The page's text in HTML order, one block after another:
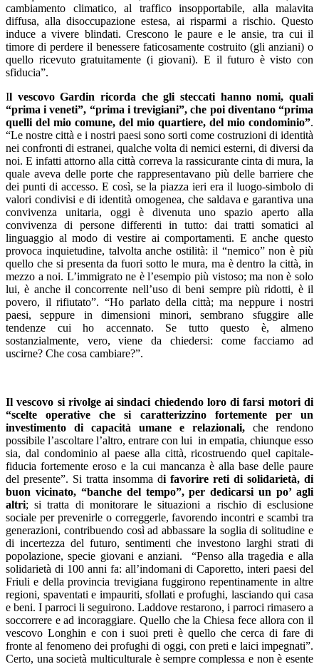
cambiamento climatico, al traffico insopportabile, alla malavita
diffusa, alla disoccupazione estesa, ai risparmi a rischio. Questo
induce a vivere blindati. Crescono le paure e le ansie, tra cui il
timore di perdere il benessere faticosamente costruito (gli anziani) o
quello ricevuto gratuitamente (i giovani). E il futuro è visto con
sfiducia”.
Il vescovo Gardin ricorda che gli steccati hanno nomi, quali
“prima i veneti”, “prima i trevigiani”, che poi diventano “prima
quelli del mio comune, del mio quartiere, del mio condominio”.
“Le nostre città e i nostri paesi sono sorti come costruzioni di identità
nei confronti di estranei, qualche volta di nemici esterni, di diversi da
noi. E infatti attorno alla città correva la rassicurante cinta di mura, la
quale aveva delle porte che rappresentavano più delle barriere che
dei punti di accesso. E così, se la piazza ieri era il luogo-simbolo di
valori condivisi e di identità omogenea, che saldava e garantiva una
convivenza unitaria, oggi è divenuta uno spazio aperto alla
convivenza di persone differenti in tutto: dai tratti somatici al
linguaggio al modo di vestire ai comportamenti. E anche questo
provoca inquietudine, talvolta anche ostilità: il “nemico” non è più
quello che si presenta da fuori sotto le mura, ma è dentro la città, in
mezzo a noi. L’immigrato ne è l’esempio più vistoso; ma non è solo
lui, è anche il concorrente nell’uso di beni sempre più ridotti, è il
povero, il rifiutato”. “Ho parlato della città; ma neppure i nostri
paesi, seppure in dimensioni minori, sembrano sfuggire alle
tendenze cui ho accennato. Se tutto questo è, almeno
sostanzialmente, vero, viene da chiedersi: come facciamo ad
uscirne? Che cosa cambiare?”.
Il vescovo si rivolge ai sindaci chiedendo loro di farsi motori di
“scelte operative che si caratterizzino fortemente per un
investimento di capacità umane e relazionali, che rendono
possibile l’ascoltare l’altro, entrare con lui in empatia, chiunque esso
sia, dal condominio al paese alla città, ricostruendo quel capitale-
fiducia fortemente eroso e la cui mancanza è alla base delle paure
del presente”. Si tratta insomma di favorire reti di solidarietà, di
buon vicinato, “banche del tempo”, per dedicarsi un po’ agli
altri; si tratta di monitorare le situazioni a rischio di esclusione
sociale per prevenirle o correggerle, favorendo incontri e scambi tra
generazioni, contribuendo così ad abbassare la soglia di solitudine e
di incertezza del futuro, sentimenti che investono larghi strati di
popolazione, specie giovani e anziani. “Penso alla tragedia e alla
solidarietà di 100 anni fa: all’indomani di Caporetto, interi paesi del
Friuli e della provincia trevigiana fuggirono repentinamente in altre
regioni, spaventati e impauriti, sfollati e profughi, lasciando qui casa
e beni. I parroci li seguirono. Laddove restarono, i parroci rimasero a
soccorrere e ad incoraggiare. Quello che la Chiesa fece allora con il
vescovo Longhin e con i suoi preti è quello che cerca di fare di
fronte al fenomeno dei profughi di oggi, con preti e laici impegnati”.
Certo, una società multiculturale è sempre complessa e non è esente